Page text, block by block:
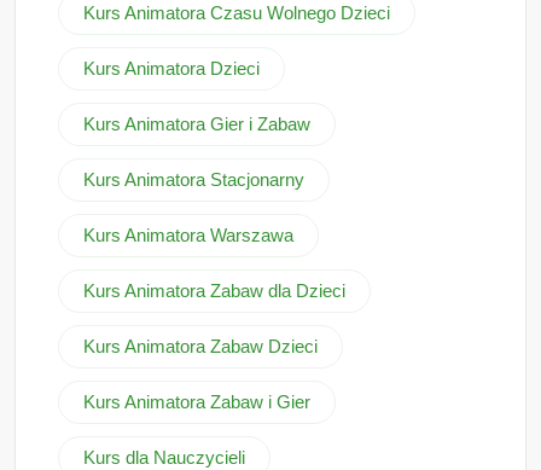
Kurs Animatora Czasu Wolnego Dzieci
Kurs Animatora Dzieci
Kurs Animatora Gier i Zabaw
Kurs Animatora Stacjonarny
Kurs Animatora Warszawa
Kurs Animatora Zabaw dla Dzieci
Kurs Animatora Zabaw Dzieci
Kurs Animatora Zabaw i Gier
Kurs dla Nauczycieli